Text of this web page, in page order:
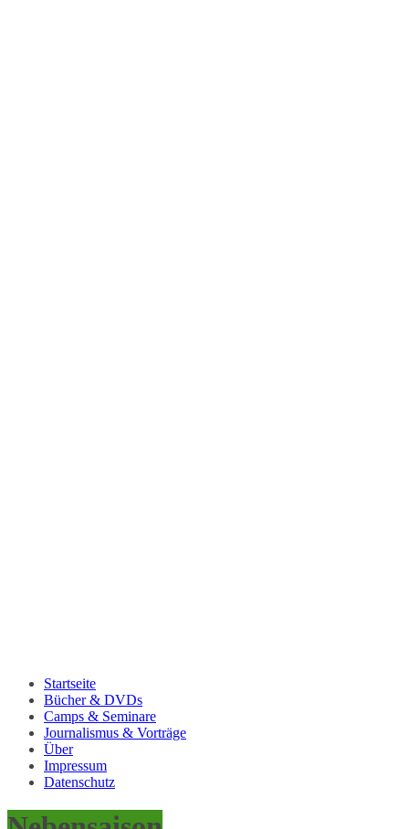
Startseite
Bücher & DVDs
Camps & Seminare
Journalismus & Vorträge
Über
Impressum
Datenschutz